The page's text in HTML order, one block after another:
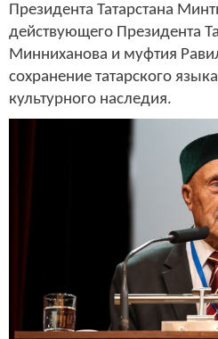
Президента Татарстана
действующего Президента
Минниханова и муфтия
сохранение татарского
культурного наследия.